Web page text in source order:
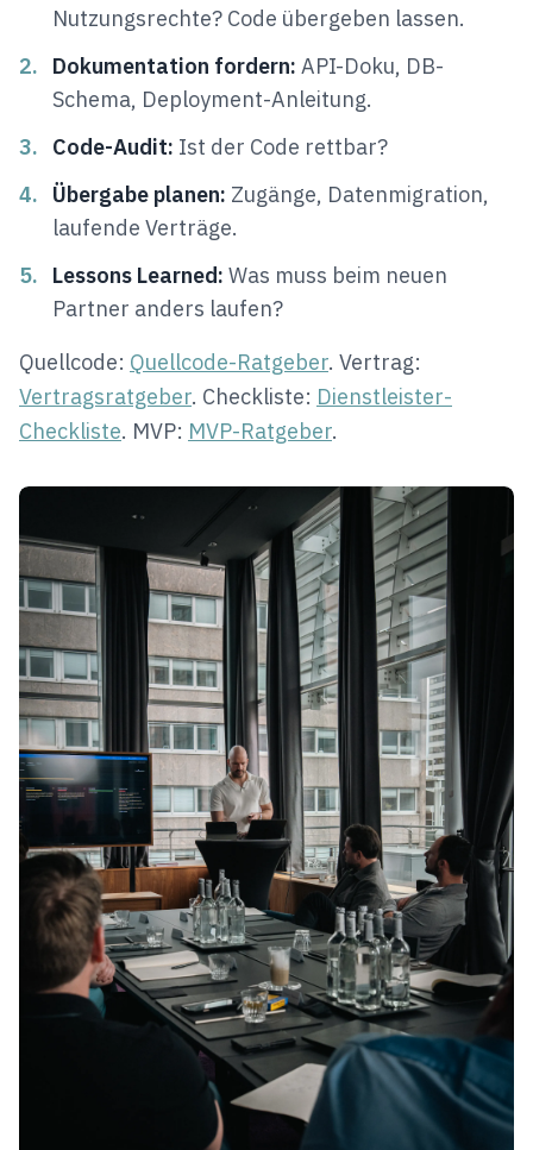
Nutzungsrechte? Code übergeben lassen.
2.
Dokumentation fordern: API-Doku, DB-
Schema, Deployment-Anleitung.
3.
Code-Audit: Ist der Code rettbar?
4.
Übergabe planen: Zugänge, Datenmigration,
laufende Verträge.
5.
Lessons Learned: Was muss beim neuen
Partner anders laufen?
Quellcode: Quellcode-Ratgeber. Vertrag:
Vertragsratgeber. Checkliste: Dienstleister-
Checkliste. MVP: MVP-Ratgeber.